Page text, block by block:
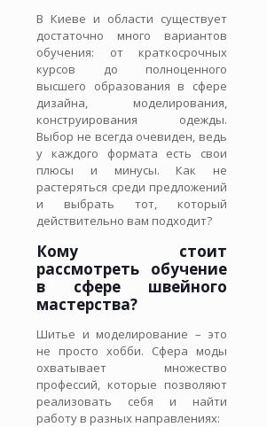
В Киеве и области существует
достаточно много вариантов
обучения: от краткосрочных
курсов до полноценного
высшего образования в сфере
дизайна, моделирования,
конструирования одежды.
Выбор не всегда очевиден, ведь
у каждого формата есть свои
плюсы и минусы. Как не
растеряться среди предложений
и выбрать тот, который
действительно вам подходит?
Кому стоит
рассмотреть обучение
в сфере швейного
мастерства?
Шитье и моделирование – это
не просто хобби. Сфера моды
охватывает множество
профессий, которые позволяют
реализовать себя и найти
работу в разных направлениях: